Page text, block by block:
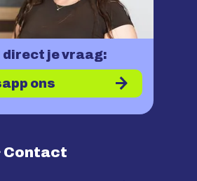
direct je vraag:
ons
Contact